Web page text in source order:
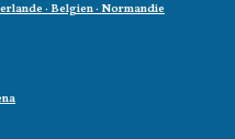
· Belgien · Normandie